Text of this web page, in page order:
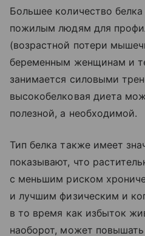
Большее количество
пожилым людям для
(возрастной потери
беременным женщинам и
занимается силовыми
высокобелковая диета
полезной, а необходимой.
Тип белка также имеет
показывают, что
с меньшим риском
и лучшим физическим и
в то время как избыток
наоборот, может